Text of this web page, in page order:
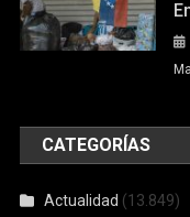
CATEGORÍAS
Actualidad (13.849)